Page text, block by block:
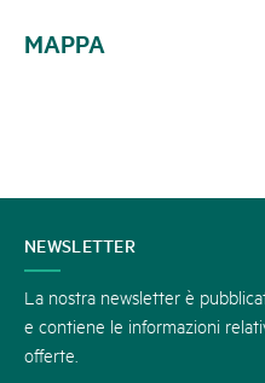
MAPPA
CONTATTATECI
NEWSLETTER
La nostra newsletter è
e contiene le informazioni
offerte.